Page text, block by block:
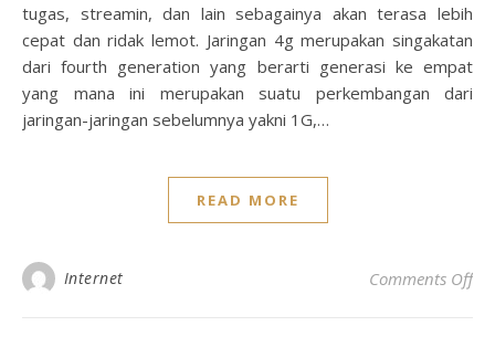
tugas, streamin, dan lain sebagainya akan terasa lebih
cepat dan ridak lemot. Jaringan 4g merupakan singakatan
dari fourth generation yang berarti generasi ke empat
yang mana ini merupakan suatu perkembangan dari
jaringan-jaringan sebelumnya yakni 1G,…
READ MORE
Internet Comments Offon